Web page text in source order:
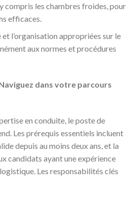
compris les chambres froides, pour
efficaces.
l’organisation appropriées sur le
aux normes et procédures
dans votre parcours
en conduite, le poste de
Les prérequis essentiels incluent
depuis au moins deux ans, et la
candidats ayant une expérience
Les responsabilités clés